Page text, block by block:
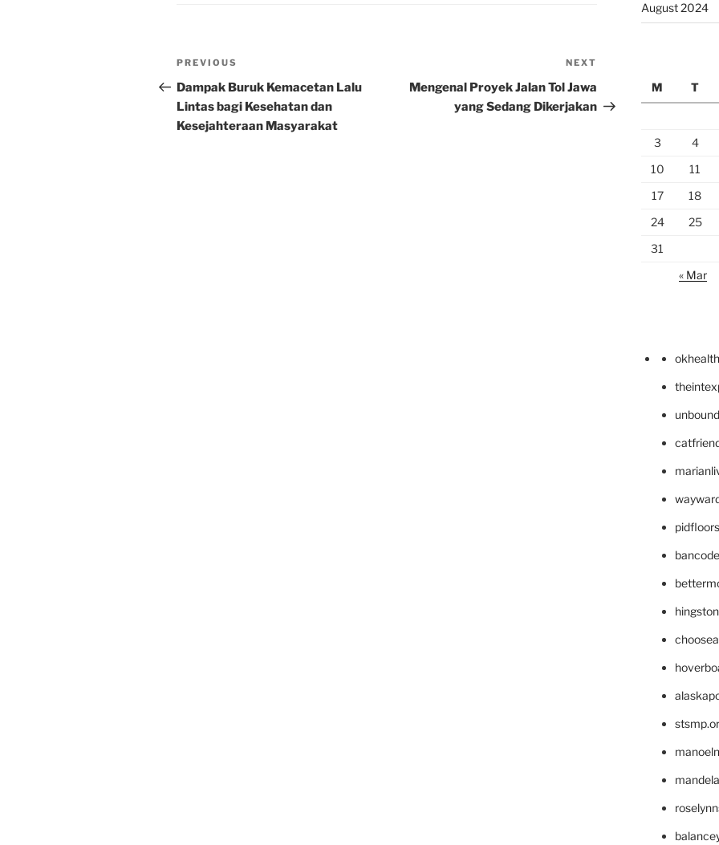
Post
navigation
Previous
Post
PREVIOUS
Dampak Buruk Kemacetan Lalu
Lintas bagi Kesehatan dan
Kesejahteraan Masyarakat
NEXT
Mengenal Proyek Jalan Tol Jawa
yang Sedang Dikerjakan
August 2024
M
T
3
4
10
11
17
18
24
25
31
« Mar